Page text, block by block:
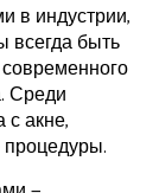
в индустрии,
всегда быть
Среди
с акне,